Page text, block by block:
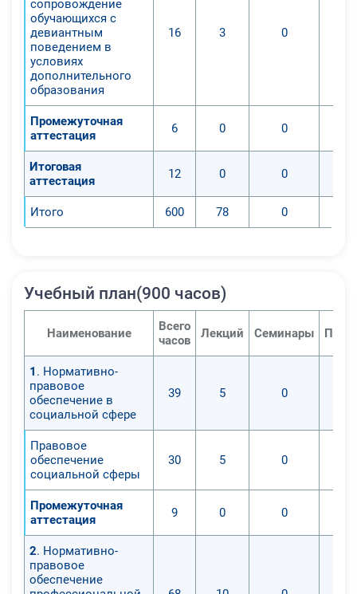
сопровождение
обучающихся с
девиантным
поведением в
условиях
дополнительного
образования
16 3 0
Промежуточная
аттестация
6 0 0
Итоговая
аттестация
12 0 0
Итого 600 78 0
Учебный план(900 часов)
Наименование
Всего
часов
Лекций Семинары
1 . Нормативно-
правовое
обеспечение в
социальной сфере
39 5 0
Правовое
обеспечение
социальной сферы
30 5 0
Промежуточная
аттестация
9 0 0
2. Нормативно-
правовое
обеспечение